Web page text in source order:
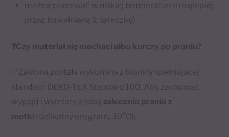
można prasować w niskiej temperaturze (najlepiej
przez bawełnianą ściereczkę).
❓Czy materiał się mechaci albo kurczy po praniu?
✅Zasłona została wykonana z tkaniny spełniającej
standard OEKO-TEX Standard 100. Aby zachować
wygląd i wymiary, stosuj zalecenia prania z
metki (delikatny program, 30°C).